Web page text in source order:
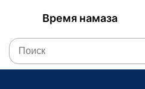
Время намаза